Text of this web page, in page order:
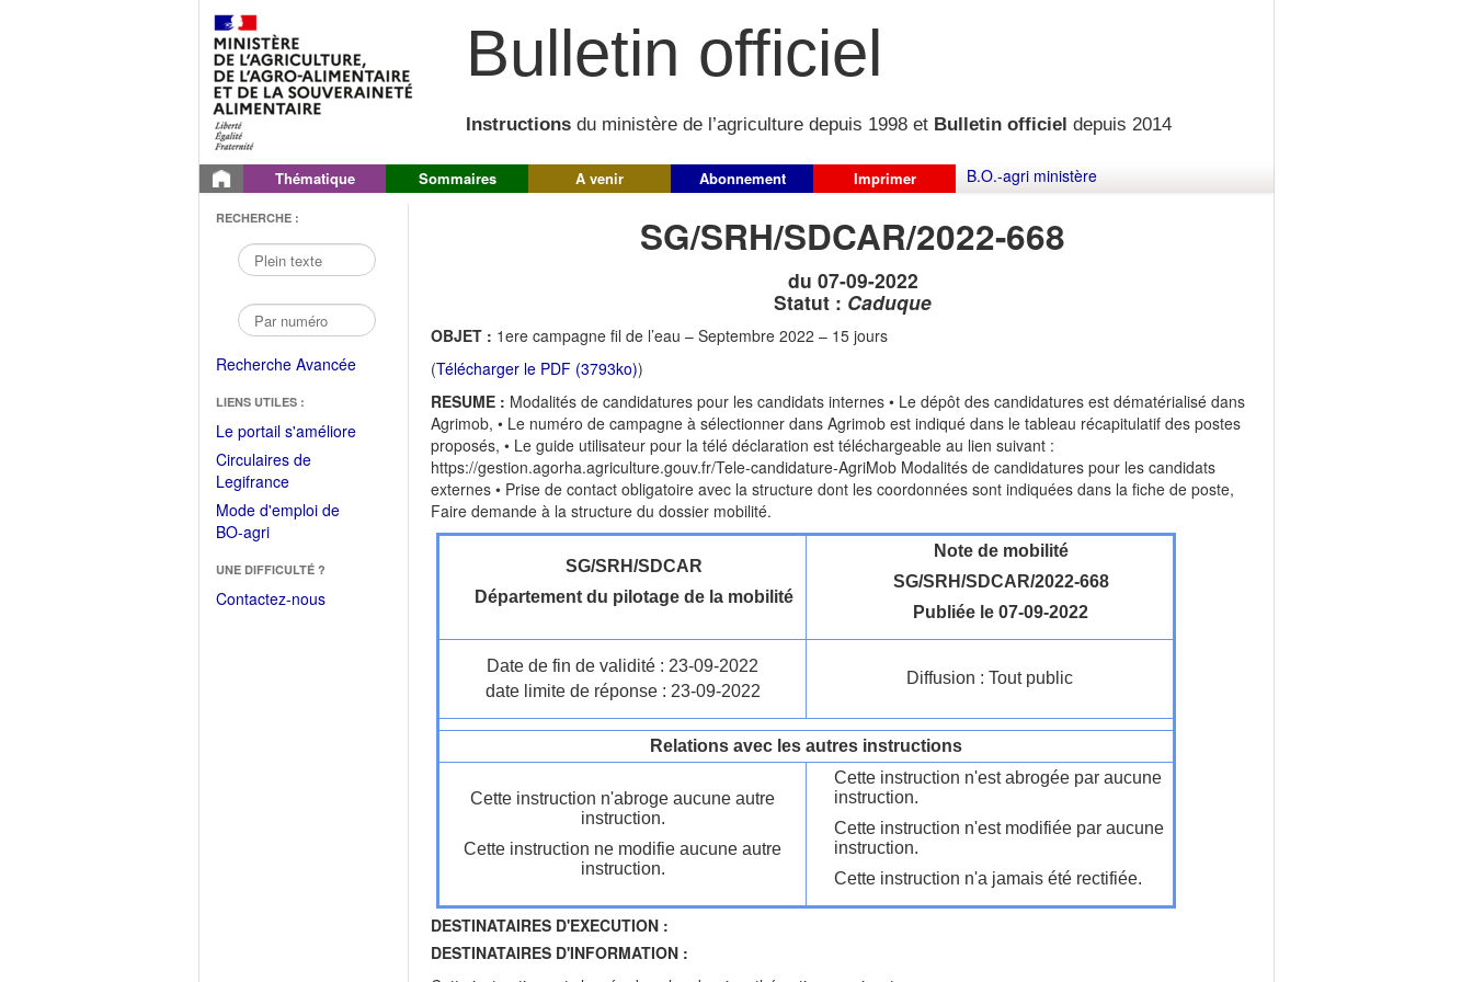
Bulletin officiel
Instructions du ministère de l’agriculture depuis 1998 et Bulletin officiel depuis 2014
Thématique Sommaires A venir Abonnement Imprimer B.O.-agri ministère
RECHERCHE :
Recherche Avancée
LIENS UTILES :
Le portail s'améliore(Fichier
Circulaires de
Legifrance(Ouvrir
dans
une
fenêtre)
Mode d'emploi de
BO-agri(Ouvrir
une
nouvelle
UNE DIFFICULTÉ ?
Contactez-nous
SG/SRH/SDCAR/2022-668
du 07-09-2022
Statut : Caduque
OBJET : 1ere campagne fil de l’eau – Septembre 2022 – 15 jours
(Télécharger le PDF (3793ko))
RESUME : Modalités de candidatures pour les candidats internes • Le dépôt des candidatures est dématérialisé dans
Agrimob, • Le numéro de campagne à sélectionner dans Agrimob est indiqué dans le tableau récapitulatif des postes
proposés, • Le guide utilisateur pour la télé déclaration est téléchargeable au lien suivant :
https://gestion.agorha.agriculture.gouv.fr/Tele-candidature-AgriMob Modalités de candidatures pour les candidats
externes • Prise de contact obligatoire avec la structure dont les coordonnées sont indiquées dans la fiche de poste,
Faire demande à la structure du dossier mobilité.
SG/SRH/SDCAR
Département du pilotage de la mobilité
Note de mobilité
SG/SRH/SDCAR/2022-668
Publiée le 07-09-2022
Date de fin de validité : 23-09-2022
date limite de réponse : 23-09-2022
Diffusion : Tout public
Relations avec les autres instructions
Cette instruction n'abroge aucune autre
instruction.
Cette instruction ne modifie aucune autre
instruction.
Cette instruction n'est abrogée par aucune
instruction.
Cette instruction n'est modifiée par aucune
instruction.
Cette instruction n'a jamais été rectifiée.
DESTINATAIRES D'EXECUTION :
DESTINATAIRES D'INFORMATION :